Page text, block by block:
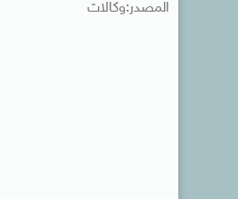
المصدر:وكالات